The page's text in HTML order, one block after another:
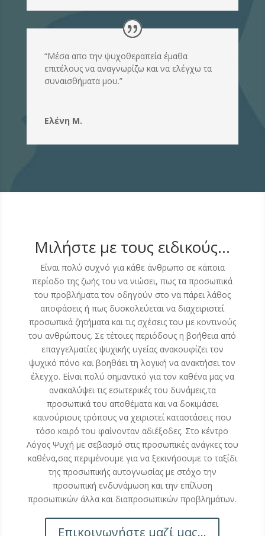
“Μέσα απο την ψυχοθεραπεία έμαθα
επιτέλους να αναγνωρίζω και να ελέγχω τα
συναισθήματα μου.”
Ελένη Μ.
Μιλήστε με τους ειδικούς...
Είναι πολύ συχνό για κάθε άνθρωπο σε κάποια
περίοδο της ζωής του να νιώσει, πως τα προσωπικά
του προβλήματα τον οδηγούν στο να πάρει λάθος
αποφάσεις ή πως δυσκολεύεται να διαχειριστεί
προσωπικά ζητήματα και τις σχέσεις του με κοντινούς
του ανθρώπους. Σε τέτοιες περιόδους η βοήθεια από
επαγγελματίες ψυχικής υγείας ανακουφίζει τον
ψυχικό πόνο και βοηθάει τη λογική να ανακτήσει τον
έλεγχο. Είναι πολύ σημαντικό για τον καθένα μας να
ανακαλύψει τις εσωτερικές του δυνάμεις,τα
προσωπικά του αποθέματα και να δοκιμάσει
καινούριους τρόπους να χειριστεί καταστάσεις που
τόσο καιρό του φαίνονταν αδιέξοδες. Στο κέντρο
Λόγος Ψυχή με σεβασμό στις προσωπικές ανάγκες του
καθένα,σας περιμένουμε για να ξεκινήσουμε το ταξίδι
της προσωπικής αυτογνωσίας με στόχο την
προσωπική ενδυνάμωση και την επίλυση
προσωπικών άλλα και διαπροσωπικών προβλημάτων.
Επικοινωνήστε μαζί μας...